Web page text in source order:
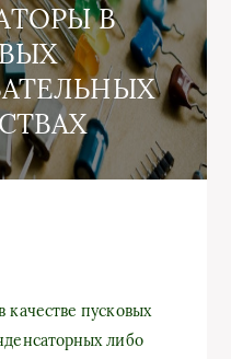
В
качестве пусковых
либо